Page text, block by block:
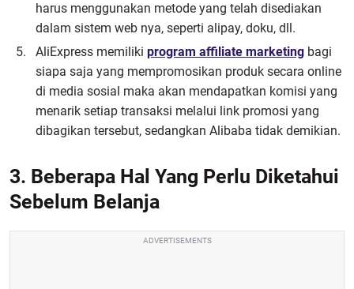
harus menggunakan metode yang telah disediakan
dalam sistem web nya, seperti alipay, doku, dll.
AliExpress memiliki program affiliate marketing bagi
siapa saja yang mempromosikan produk secara online
di media sosial maka akan mendapatkan komisi yang
menarik setiap transaksi melalui link promosi yang
dibagikan tersebut, sedangkan Alibaba tidak demikian.
3. Beberapa Hal Yang Perlu Diketahui
Sebelum Belanja
ADVERTISEMENTS